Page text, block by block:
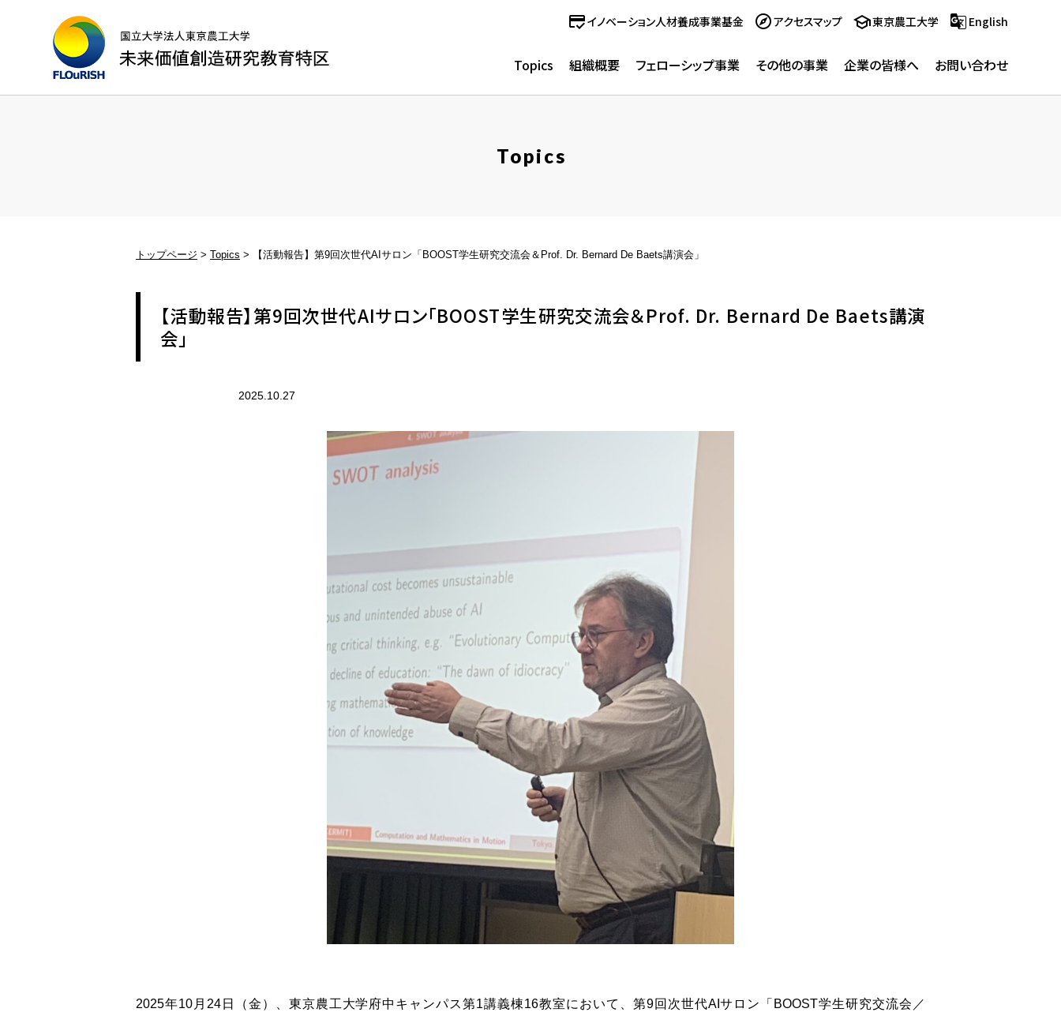
イノベーション人材養成事業基金 アクセスマップ 東京農工大学 English
Topics 組織概要 フェローシップ事業 その他の事業 企業の皆様へ お問い合わせ
Topics
トップページ Topics 【活動報告】第9回次世代AIサロン「BOOST学生研究交流会＆Prof. Dr. Bernard De Baets講演会」
【活動報告】第9回次世代AIサロン「BOOST学生研究交流会＆Prof. Dr. Bernard De Baets講演
会」
2025.10.27
2025年10月 24日（金）、東京農工大学府中キャンパス第1講義棟16教室において、第9回次世代AI サロン「 BOOST学生研究交流会／